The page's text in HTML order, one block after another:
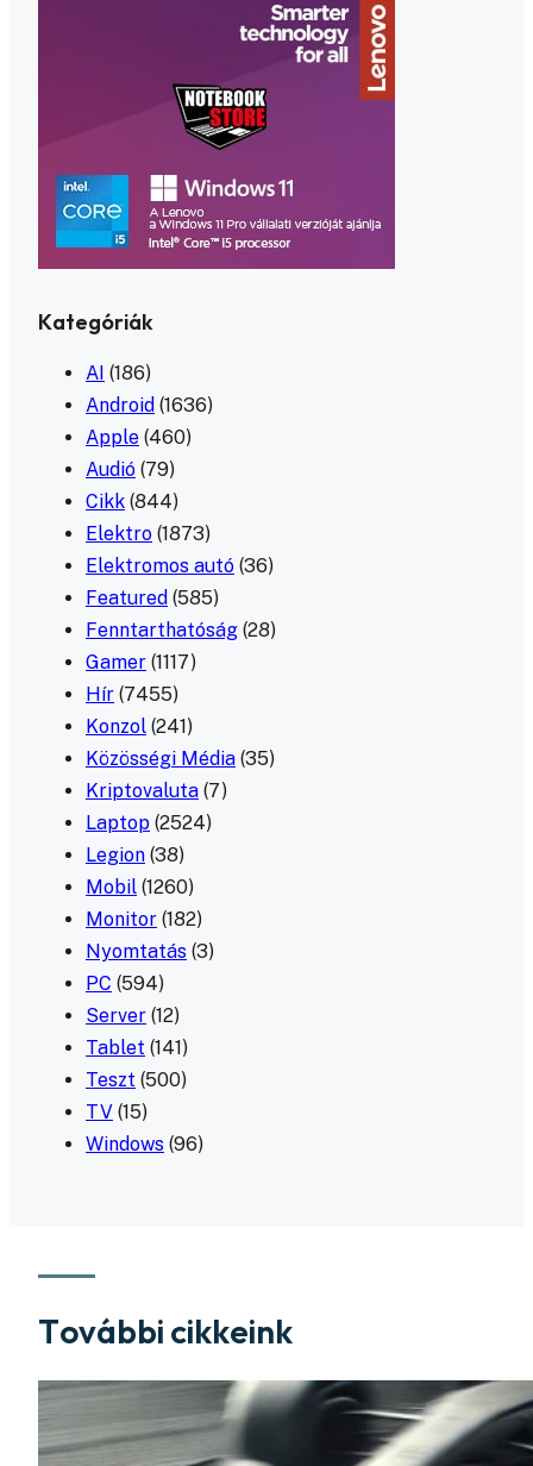
Kategóriák
AI (186)
Android (1636)
Apple (460)
Audió (79)
Cikk (844)
Elektro (1873)
Elektromos autó (36)
Featured (585)
Fenntarthatóság (28)
Gamer (1117)
Hír (7455)
Konzol (241)
Közösségi Média (35)
Kriptovaluta (7)
Laptop (2524)
Legion (38)
Mobil (1260)
Monitor (182)
Nyomtatás (3)
PC (594)
Server (12)
Tablet (141)
Teszt (500)
TV (15)
Windows (96)
További cikkeink